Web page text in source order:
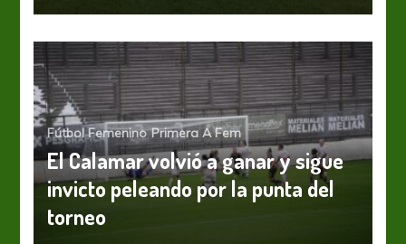
Fútbol Femenino Primera A Fem
El Calamar volvió a ganar y sigue
invicto peleando por la punta del
torneo